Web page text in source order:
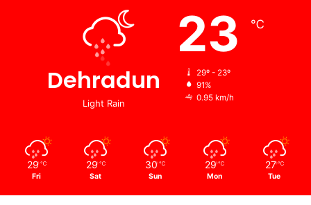
Dehradun
Light Rain
23 ℃
29º - 23º
91%
0.95 km/h
29 ℃
Fri
29 ℃
Sat
30 ℃
Sun
29 ℃
Mon
27 ℃
Tue